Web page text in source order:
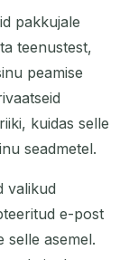
pakkujale
teenustest,
peamise
kuidas selle
seadmetel.
valikud
e-post
selle asemel.